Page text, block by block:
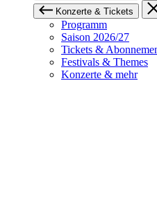
Konzerte & Tickets
Programm
Saison 2026/27
Tickets &
Festivals & Themes
Konzerte & mehr